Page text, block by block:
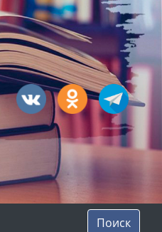
Поиск